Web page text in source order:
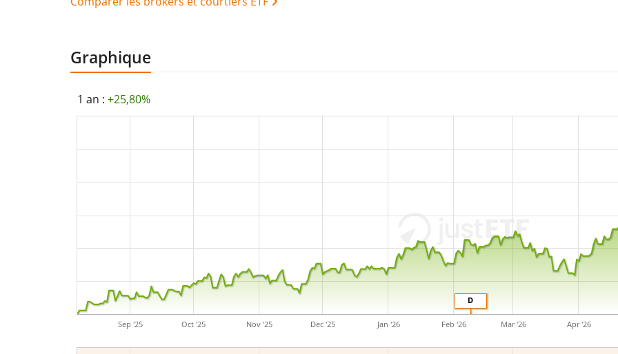
Graphique
1 an : +25,80%
D
Sep '25 Oct '25 Nov '25 Dec '25 Jan '26 Feb '26 Mar '26 Apr '26